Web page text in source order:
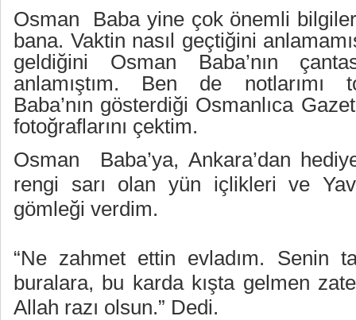
Osman
Baba yine çok önemli
bana. Vaktin nasıl geçtiğini
geldiğini Osman Baba’nın
anlamıştım. Ben de notlarımı
Baba’nın gösterdiği Osmanlıca
fotoğraflarını çektim.
Osman
Baba’ya, Ankara’dan
rengi sarı olan yün içlikleri ve
gömleği verdim.
“Ne zahmet ettin evladım. Senin
buralara, bu karda kışta gelmen
Allah razı olsun.” Dedi.